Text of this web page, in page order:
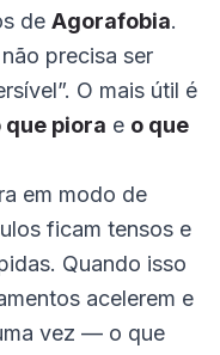
de Agorafobia.
precisa ser
O mais útil é
que piora e o que
em modo de
ficam tensos e
Quando isso
acelerem e
vez — o que